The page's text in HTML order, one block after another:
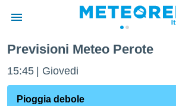
di
Previsioni Meteo Perote
15:45 Giovedi
Pioggia debole